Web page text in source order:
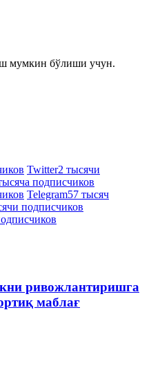
мумкин бўлиши учун.
Twitter2 тысячи
подписчиков
Telegram57 тысяч
подписчиков
ривожлантиришга
маблағ